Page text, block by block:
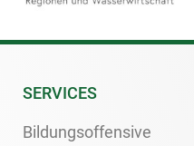
SERVICES
Bildungsoffensive